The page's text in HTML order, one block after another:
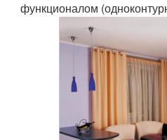
функционалом